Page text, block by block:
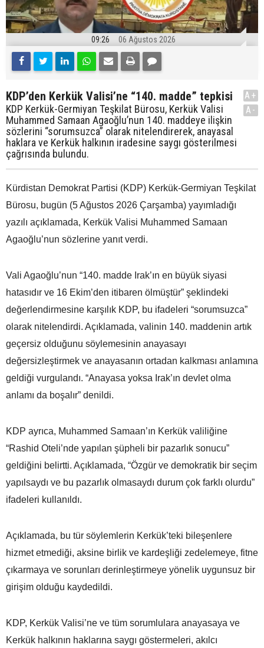
09:26 06 Ağustos 2026
KDP’den Kerkük Valisi’ne “140. madde” tepkisi
KDP Kerkük-Germiyan Teşkilat Bürosu, Kerkük Valisi
Muhammed Samaan Agaoğlu’nun 140. maddeye ilişkin
sözlerini “sorumsuzca” olarak nitelendirerek, anayasal
haklara ve Kerkük halkının iradesine saygı gösterilmesi
çağrısında bulundu.
A+
A-
Kürdistan Demokrat Partisi (KDP) Kerkük-Germiyan Teşkilat
Bürosu, bugün (5 Ağustos 2026 Çarşamba) yayımladığı
yazılı açıklamada, Kerkük Valisi Muhammed Samaan
Agaoğlu’nun sözlerine yanıt verdi.
Vali Agaoğlu’nun “140. madde Irak’ın en büyük siyasi
hatasıdır ve 16 Ekim’den itibaren ölmüştür” şeklindeki
değerlendirmesine karşılık KDP, bu ifadeleri “sorumsuzca”
olarak nitelendirdi. Açıklamada, valinin 140. maddenin artık
geçersiz olduğunu söylemesinin anayasayı
değersizleştirmek ve anayasanın ortadan kalkması anlamına
geldiği vurgulandı. “Anayasa yoksa Irak’ın devlet olma
anlamı da boşalır” denildi.
KDP ayrıca, Muhammed Samaan’ın Kerkük valiliğine
“Rashid Oteli’nde yapılan şüpheli bir pazarlık sonucu”
geldiğini belirtti. Açıklamada, “Özgür ve demokratik bir seçim
yapılsaydı ve bu pazarlık olmasaydı durum çok farklı olurdu”
ifadeleri kullanıldı.
Açıklamada, bu tür söylemlerin Kerkük’teki bileşenlere
hizmet etmediği, aksine birlik ve kardeşliği zedelemeye, fitne
çıkarmaya ve sorunları derinleştirmeye yönelik uygunsuz bir
girişim olduğu kaydedildi.
KDP, Kerkük Valisi’ne ve tüm sorumlulara anayasaya ve
Kerkük halkının haklarına saygı göstermeleri, akılcı